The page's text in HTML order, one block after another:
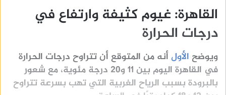
القاهرة: غيوم كثيفة وارتفاع في
درجات الحرارة
ويوضح الأول أنه من المتوقع أن تتراوح درجات الحرارة
في القاهرة اليوم بين 11 و20 درجة مئوية، مع شعور
بالبرودة بسبب الرياح الغربية التي تهب بسرعة تتراوح